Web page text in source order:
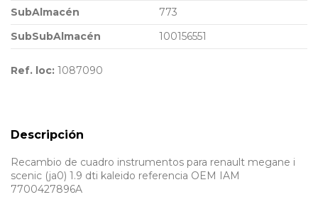
SubAlmacén
773
SubSubAlmacén
100156551
Ref. loc: 1087090
Descripción
Recambio de cuadro instrumentos para renault megane i
scenic (ja0) 1.9 dti kaleido referencia OEM IAM
7700427896A